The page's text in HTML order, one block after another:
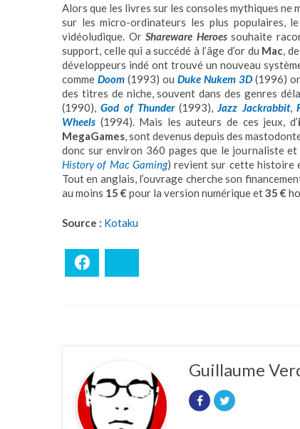
Alors que les livres sur les consoles mythiques ne
sur les micro-ordinateurs les plus populaires, le
vidéoludique. Or Shareware Heroessouhaite
support, celle qui a succédé à l’âge d’or du Mac ,
développeurs indé ont trouvé un nouveau
comme Doom(1993) ou Duke Nukem 3D(1996)
des titres de niche, souvent dans des genres
(1990),God of Thunder(1993), Jazz Jackrabbit,
Wheels (1994). Mais les auteurs de ces jeux, d’
MegaGames , sont devenus depuis des
donc sur environ 360 pages que le journaliste
History of Mac Gaming) revient sur cette histoire
Tout en anglais, l’ouvrage cherche son
au moins 15 € pour la version numérique et35 €
Source : Kotaku
Guillaume